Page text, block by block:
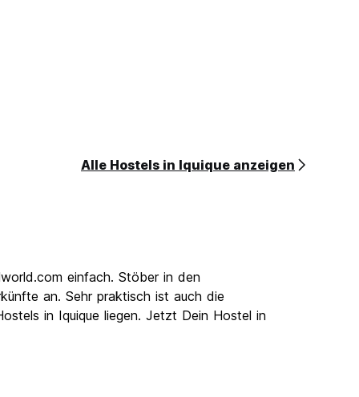
Alle Hostels in Iquique anzeigen
einfach. Stöber in den
an. Sehr praktisch ist auch die
in Iquique liegen. Jetzt Dein Hostel in